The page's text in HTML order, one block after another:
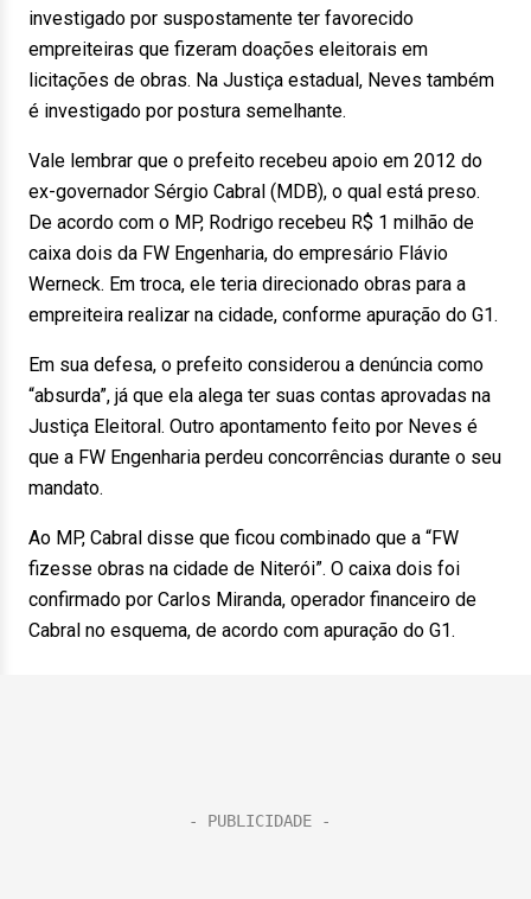
investigado por suspostamente ter favorecido
empreiteiras que fizeram doações eleitorais em
licitações de obras. Na Justiça estadual, Neves também
é investigado por postura semelhante.
Vale lembrar que o prefeito recebeu apoio em 2012 do
ex-governador Sérgio Cabral (MDB), o qual está preso.
De acordo com o MP, Rodrigo recebeu R$ 1 milhão de
caixa dois da FW Engenharia, do empresário Flávio
Werneck. Em troca, ele teria direcionado obras para a
empreiteira realizar na cidade, conforme apuração do G1.
Em sua defesa, o prefeito considerou a denúncia como
“absurda”, já que ela alega ter suas contas aprovadas na
Justiça Eleitoral. Outro apontamento feito por Neves é
que a FW Engenharia perdeu concorrências durante o seu
mandato.
Ao MP, Cabral disse que ficou combinado que a “FW
fizesse obras na cidade de Niterói”. O caixa dois foi
confirmado por Carlos Miranda, operador financeiro de
Cabral no esquema, de acordo com apuração do G1.